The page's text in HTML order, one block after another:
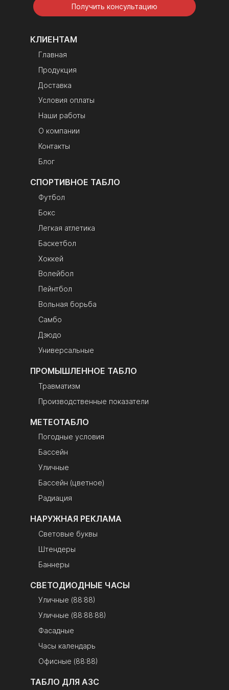
Получить консультацию
КЛИЕНТАМ
Главная
Продукция
Доставка
Условия оплаты
Наши работы
О компании
Контакты
Блог
СПОРТИВНОЕ ТАБЛО
Футбол
Бокс
Легкая атлетика
Баскетбол
Хоккей
Волейбол
Пейнтбол
Вольная борьба
Самбо
Дзюдо
Универсальные
ПРОМЫШЛЕННОЕ ТАБЛО
Травматизм
Производственные показатели
МЕТЕОТАБЛО
Погодные условия
Бассейн
Уличные
Бассейн (цветное)
Радиация
НАРУЖНАЯ РЕКЛАМА
Световые буквы
Штендеры
Баннеры
СВЕТОДИОДНЫЕ ЧАСЫ
Уличные (88:88)
Уличные (88:88:88)
Фасадные
Часы календарь
Офисные (88:88)
ТАБЛО ДЛЯ АЗС